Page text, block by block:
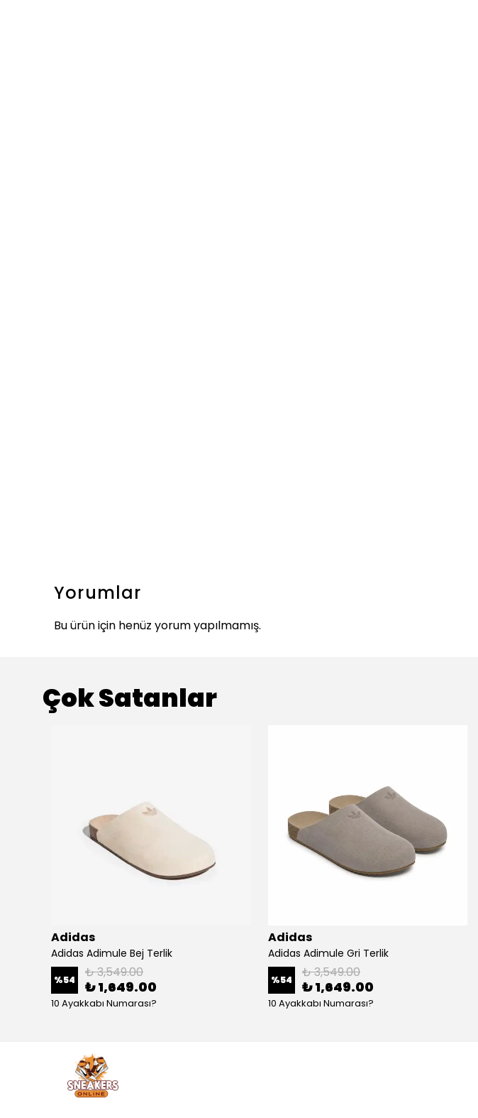
Yorumlar
Bu ürün için henüz yorum yapılmamış.
Çok Satanlar
Adidas
Adidas Adimule Bej Terlik
%54 ₺ 3,549.00
₺ 1,649.00
10 Ayakkabı Numarası?
Adidas
Adidas Adimule Gri Terlik
%54 ₺ 3,549.00
₺ 1,649.00
10 Ayakkabı Numarası?